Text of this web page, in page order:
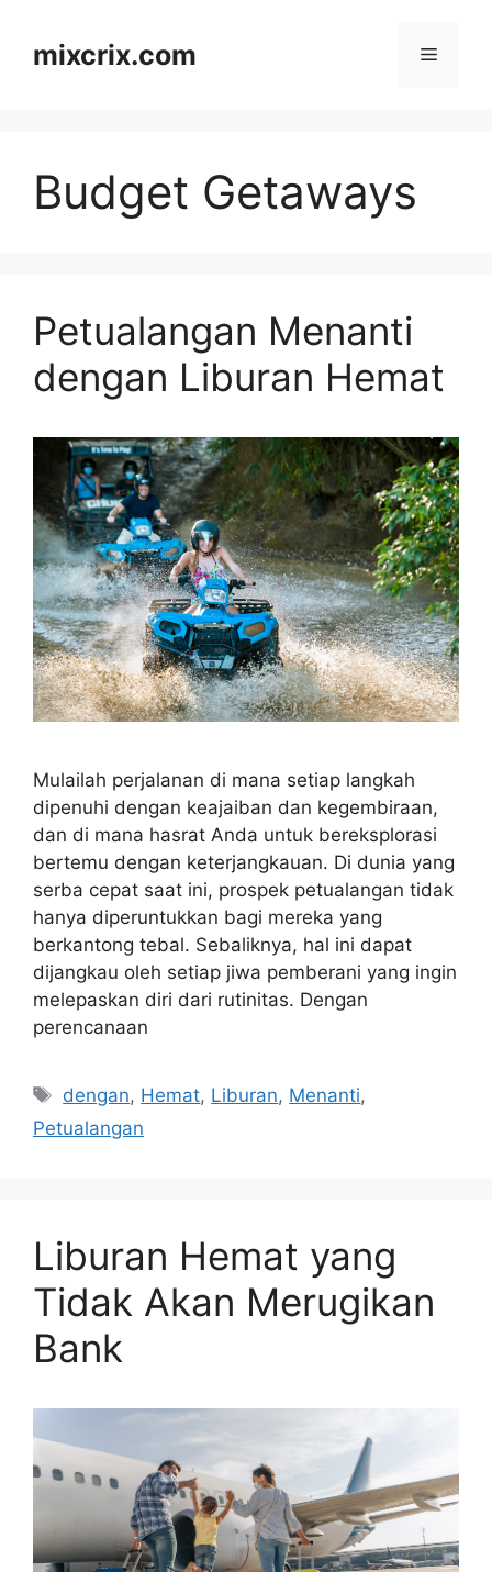
contentmixcrix.com Menu
Budget Getaways
Petualangan Menanti
dengan Liburan Hemat
Mulailah perjalanan di mana setiap langkah
dipenuhi dengan keajaiban dan kegembiraan,
dan di mana hasrat Anda untuk bereksplorasi
bertemu dengan keterjangkauan. Di dunia yang
serba cepat saat ini, prospek petualangan tidak
hanya diperuntukkan bagi mereka yang
berkantong tebal. Sebaliknya, hal ini dapat
dijangkau oleh setiap jiwa pemberani yang ingin
melepaskan diri dari rutinitas. Dengan
perencanaan
Tags
dengan, Hemat, Liburan, Menanti,
Petualangan
Liburan Hemat yang
Tidak Akan Merugikan
Bank